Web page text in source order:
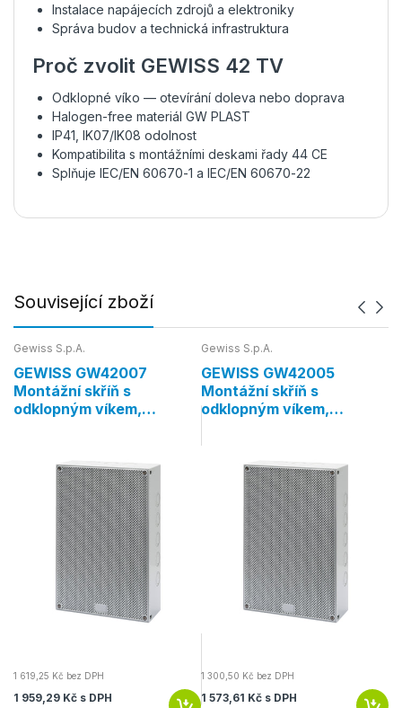
Instalace napájecích zdrojů a elektroniky
Správa budov a technická infrastruktura
Proč zvolit GEWISS 42 TV
Odklopné víko — otevírání doleva nebo doprava
Halogen-free materiál GW PLAST
IP41, IK07/IK08 odolnost
Kompatibilita s montážními deskami řady 44 CE
Splňuje IEC/EN 60670-1 a IEC/EN 60670-22
Související zboží
Gewiss S.p.A.
GEWISS GW42007
Montážní skříň s
odklopným víkem,
1 619,25 Kč bez DPH
1 959,29 Kč s DPH
Gewiss S.p.A.
GEWISS GW42005
Montážní skříň s
odklopným víkem,
1 300,50 Kč bez DPH
1 573,61 Kč s DPH